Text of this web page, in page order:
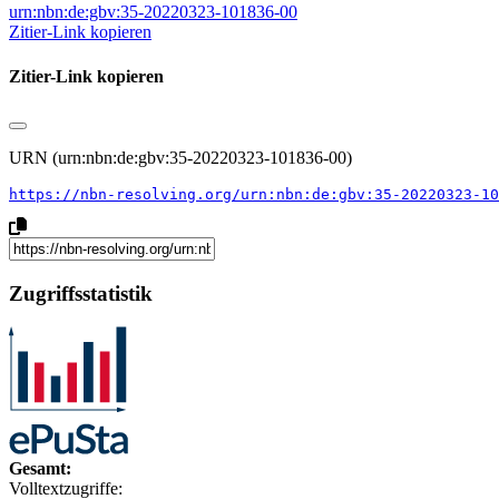
urn:nbn:de:gbv:35-20220323-101836-00
Zitier-Link kopieren
Zitier-Link kopieren
URN (urn:nbn:de:gbv:35-20220323-101836-00)
https://nbn-resolving.org/urn:nbn:de:gbv:35-20220323-
Zugriffsstatistik
Gesamt:
Volltextzugriffe: